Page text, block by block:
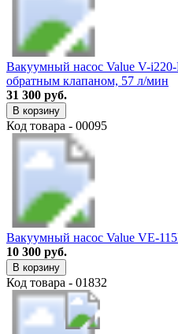
Вакуумный насос Value V-
обратным клапаном, 57 л/мин
31 300 руб.
В корзину
Код товара - 00095
Вакуумный насос Value VE-
10 300 руб.
В корзину
Код товара - 01832